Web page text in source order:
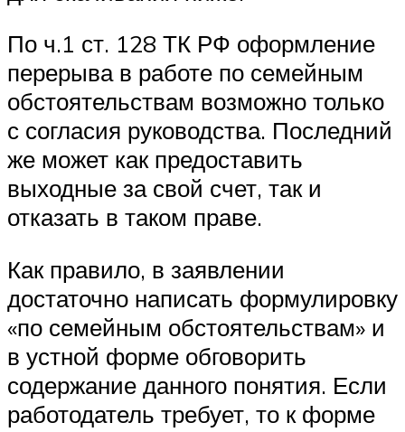
По ч.1 ст. 128 ТК РФ оформление
перерыва в работе по семейным
обстоятельствам возможно только
с согласия руководства. Последний
же может как предоставить
выходные за свой счет, так и
отказать в таком праве.
Как правило, в заявлении
достаточно написать формулировку
«по семейным обстоятельствам» и
в устной форме обговорить
содержание данного понятия. Если
работодатель требует, то к форме